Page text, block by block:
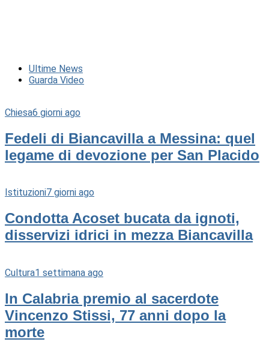
Ultime News
Guarda Video
Chiesa6 giorni ago
Fedeli di Biancavilla a Messina: quel
legame di devozione per San Placido
Istituzioni7 giorni ago
Condotta Acoset bucata da ignoti,
disservizi idrici in mezza Biancavilla
Cultura1 settimana ago
In Calabria premio al sacerdote
Vincenzo Stissi, 77 anni dopo la
morte